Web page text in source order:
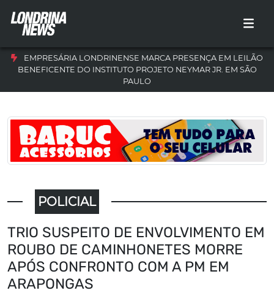
EMPRESÁRIA LONDRINENSE MARCA PRESENÇA EM LEILÃO
BENEFICENTE DO INSTITUTO PROJETO NEYMAR JR. EM SÃO
PAULO
POLICIAL
TRIO SUSPEITO DE ENVOLVIMENTO EM
ROUBO DE CAMINHONETES MORRE
APÓS CONFRONTO COM A PM EM
ARAPONGAS